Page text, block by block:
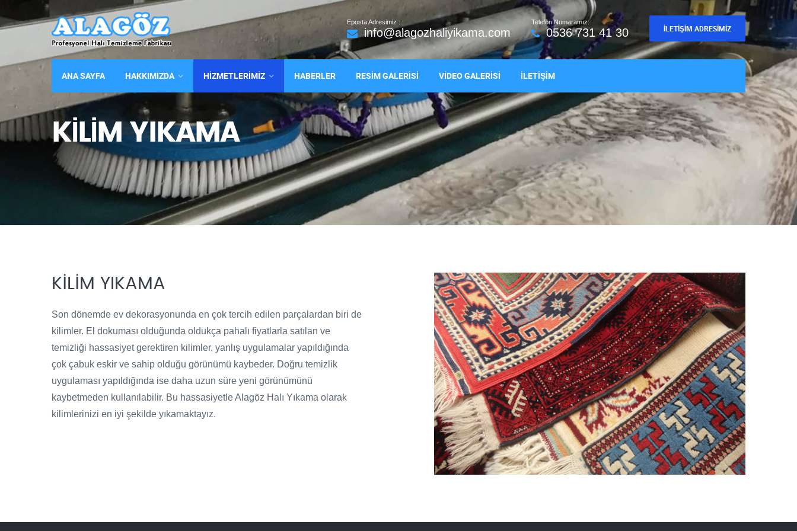
Eposta Adresimiz :
info@alagozhaliyikama.com
Telefon Numaramız:
0536 731 41 30 İLETIŞIM ADRESIMIZ
ANA SAYFA HAKKIMIZDA HİZMETLERİMİZ HABERLER RESİM GALERİSİ VİDEO GALERİSİ İLETİŞİM
KİLİM YIKAMA
KİLİM YIKAMA
Son dönemde ev dekorasyonunda en çok tercih edilen parçalardan biri de
kilimler. El dokuması olduğunda oldukça pahalı fiyatlarla satılan ve
temizliği hassasiyet gerektiren kilimler, yanlış uygulamalar yapıldığında
çok çabuk eskir ve sahip olduğu görünümü kaybeder. Doğru temizlik
uygulaması yapıldığında ise daha uzun süre yeni görünümünü
kaybetmeden kullanılabilir. Bu hassasiyetle Alagöz Halı Yıkama olarak
kilimlerinizi en iyi şekilde yıkamaktayız.